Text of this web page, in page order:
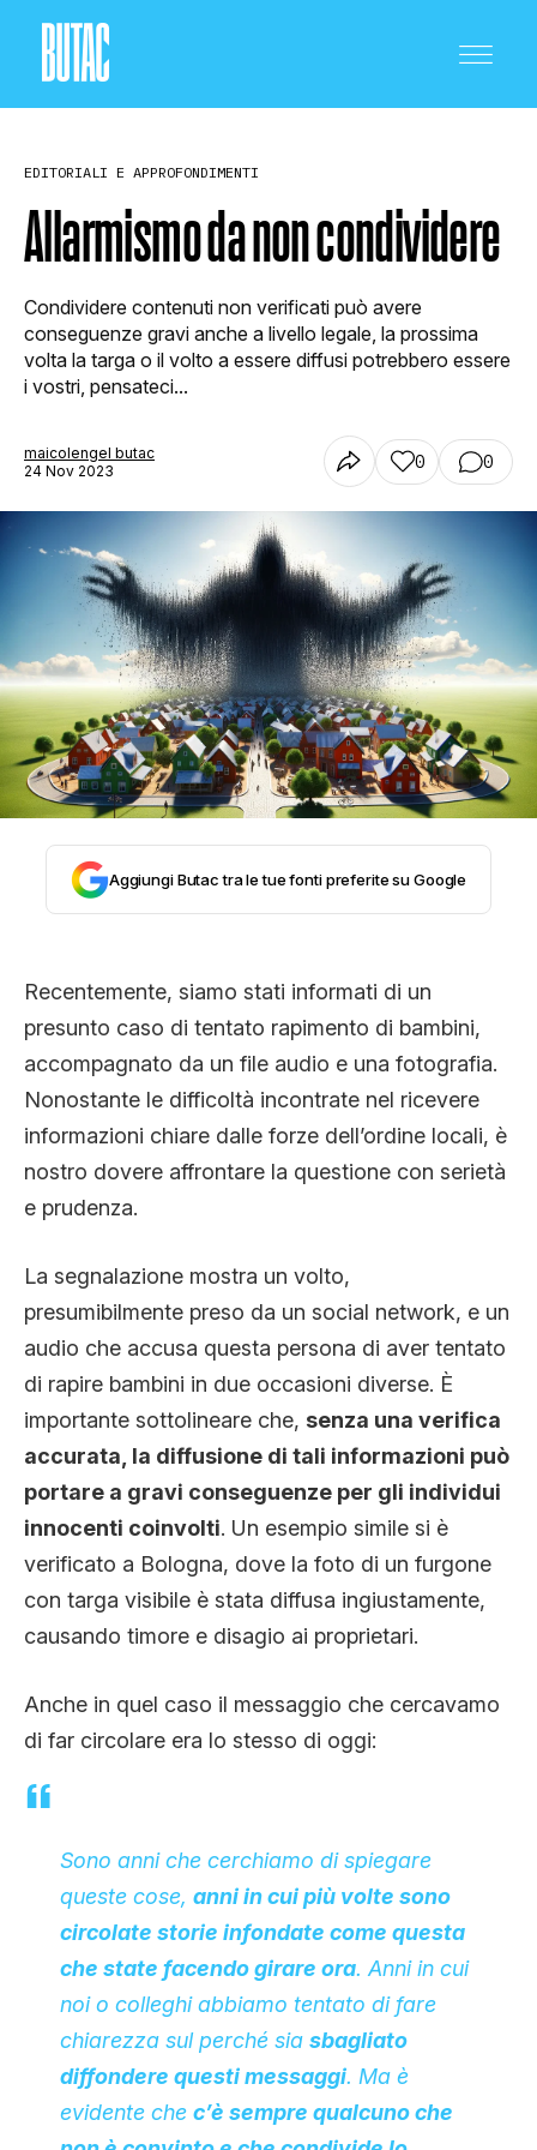
CRONACA E POLITICA
SCIENZA E TECNOLOGIA
SALUTE E MEDICINA
STORIA E CITAZIONI
INTRATTENIMENTO
COMPLOTTI, LEGGENDE URBANE ED
EVERGREEN
EDITORIALI
TRUFFE E SOCIAL NETWORK
CLIMA ED ENERGIA
CHI SIAMO
EDITORIALI E APPROFONDIMENTI
Allarmismo da non condividere
Condividere contenuti non verificati può avere
conseguenze gravi anche a livello legale, la prossima
volta la targa o il volto a essere diffusi potrebbero essere
i vostri, pensateci...
maicolengel butac
24 Nov 2023
0 0
Aggiungi Butac tra le tue fonti preferite su Google
Recentemente, siamo stati informati di un
presunto caso di tentato rapimento di bambini,
accompagnato da un file audio e una fotografia.
Nonostante le difficoltà incontrate nel ricevere
informazioni chiare dalle forze dell’ordine locali, è
nostro dovere affrontare la questione con serietà
e prudenza.
La segnalazione mostra un volto,
presumibilmente preso da un social network, e un
audio che accusa questa persona di aver tentato
di rapire bambini in due occasioni diverse. È
importante sottolineare che, senza una verifica
accurata, la diffusione di tali informazioni può
portare a gravi conseguenze per gli individui
innocenti coinvolti. Un esempio simile si è
verificato a Bologna, dove la foto di un furgone
con targa visibile è stata diffusa ingiustamente,
causando timore e disagio ai proprietari.
Anche in quel caso il messaggio che cercavamo
di far circolare era lo stesso di oggi:
Sono anni che cerchiamo di spiegare
queste cose, anni in cui più volte sono
circolate storie infondate come questa
che state facendo girare ora. Anni in cui
noi o colleghiabbiamo tentato di fare
chiarezza sul perché sia sbagliato
diffondere questi messaggi. Ma è
evidente che c’è sempre qualcuno che